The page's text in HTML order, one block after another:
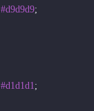
#d9d9d9;
#d1d1d1;